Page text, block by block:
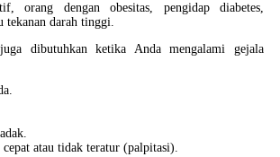
orang dengan obesitas, pengidap diabetes,
darah tinggi.
dibutuhkan ketika Anda mengalami gejala
atau tidak teratur (palpitasi).